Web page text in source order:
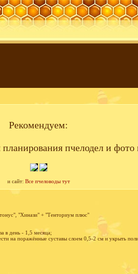
Рекомендуем:
пчелодел и фото
и сайт: Все пчеловоды тут
"Хинази" + "Тенториум плюс"
в день - 1,5 месяца;
на поражённые суставы слоем 0,5-2 см и укрыть